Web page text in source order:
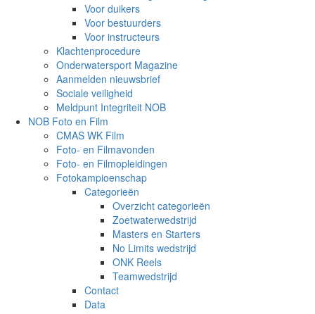
Voor duikers
Voor bestuurders
Voor instructeurs
Klachtenprocedure
Onderwatersport Magazine
Aanmelden nieuwsbrief
Sociale veiligheid
Meldpunt Integriteit NOB
NOB Foto en Film
CMAS WK Film
Foto- en Filmavonden
Foto- en Filmopleidingen
Fotokampioenschap
Categorieën
Overzicht categorieën
Zoetwaterwedstrijd
Masters en Starters
No Limits wedstrijd
ONK Reels
Teamwedstrijd
Contact
Data